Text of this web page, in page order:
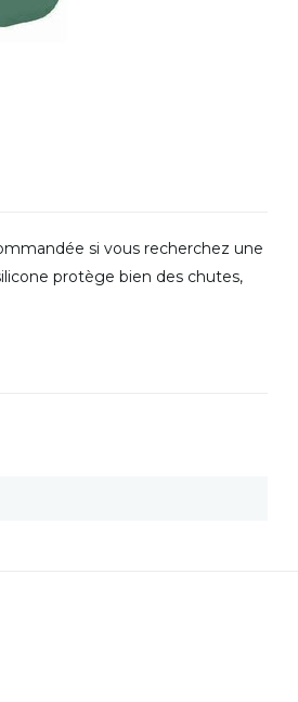
si vous recherchez une
protège bien des chutes,